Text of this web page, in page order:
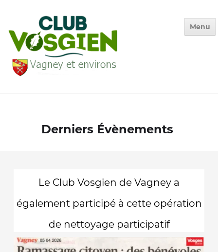
Menu
Calendrier
Environnement▼
Adhésion
Derniers Évènements
Le Club Vosgien de Vagney a
également participé à cette opération
de nettoyage participatif